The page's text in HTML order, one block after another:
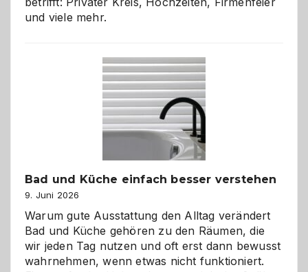
und viele mehr.
Bad und Küche einfach besser verstehen
9. Juni 2026
Warum gute Ausstattung den Alltag verändert
Bad und Küche gehören zu den Räumen, die
wir jeden Tag nutzen und oft erst dann bewusst
wahrnehmen, wenn etwas nicht funktioniert.